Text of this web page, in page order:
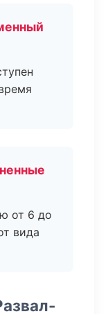
от 6 до
вида